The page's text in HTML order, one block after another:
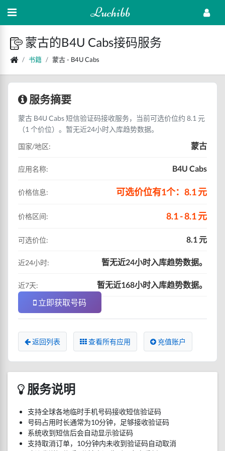
Luchibb
蒙古的B4U Cabs接码服务
书籍 蒙古 - B4U Cabs
服务摘要
蒙古 B4U Cabs 短信验证码接收服务，当前可选价位约 8.1 元
（1 个价位）。暂无近24小时入库趋势数据。
国家/地区:
蒙古
应用名称: B4U Cabs
价格信息: 可选价位有1个：8.1 元
价格区间: 8.1 - 8.1 元
可选价位: 8.1 元
近24小时: 暂无近24小时入库趋势数据。
近7天:
暂无近168小时入库趋势数据。
立即获取号码
返回列表 查看所有应用 充值账户
服务说明
支持全球各地临时手机号码接收短信验证码
号码占用时长通常为10分钟，足够接收验证码
系统收到短信后会自动显示验证码
支持取消订单，10分钟内未收到验证码自动取消